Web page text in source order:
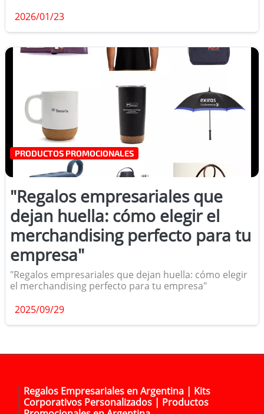
2026/01/23
"Regalos empresariales que
dejan huella: cómo elegir el
merchandising perfecto para tu
empresa"
"Regalos empresariales que dejan huella: cómo elegir
el merchandising perfecto para tu empresa"
PRODUCTOS PROMOCIONALES
2025/09/29
Regalos Empresariales en Argentina | Kits
Corporativos Personalizados | Productos